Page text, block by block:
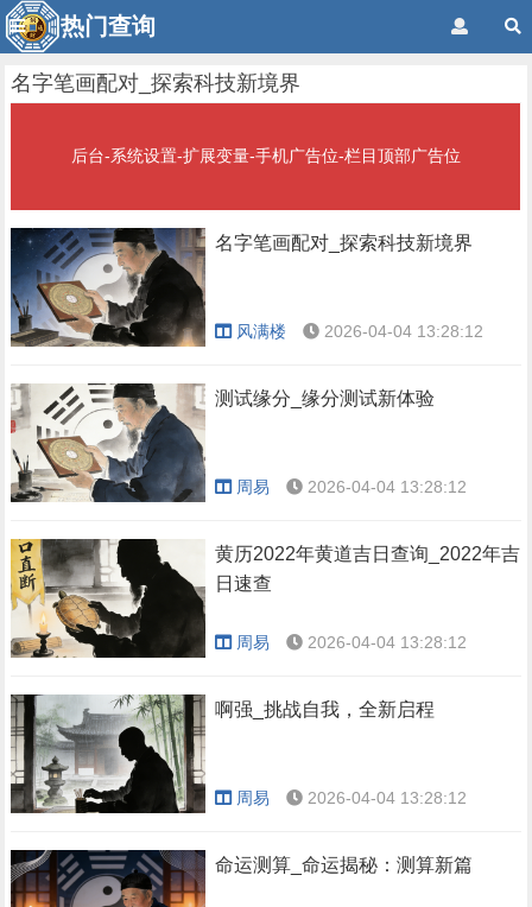
热门查询
名字笔画配对_探索科技新境界
后台-系统设置-扩展变量-手机广告位-栏目顶部广告位
名字笔画配对_探索科技新境界
风满楼 2026-04-04 13:28:12
测试缘分_缘分测试新体验
周易 2026-04-04 13:28:12
黄历2022年黄道吉日查询_2022年吉
日速查
周易 2026-04-04 13:28:12
啊强_挑战自我，全新启程
周易 2026-04-04 13:28:12
命运测算_命运揭秘：测算新篇